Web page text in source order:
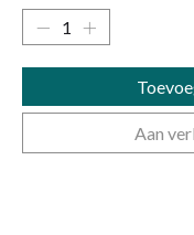
Aan